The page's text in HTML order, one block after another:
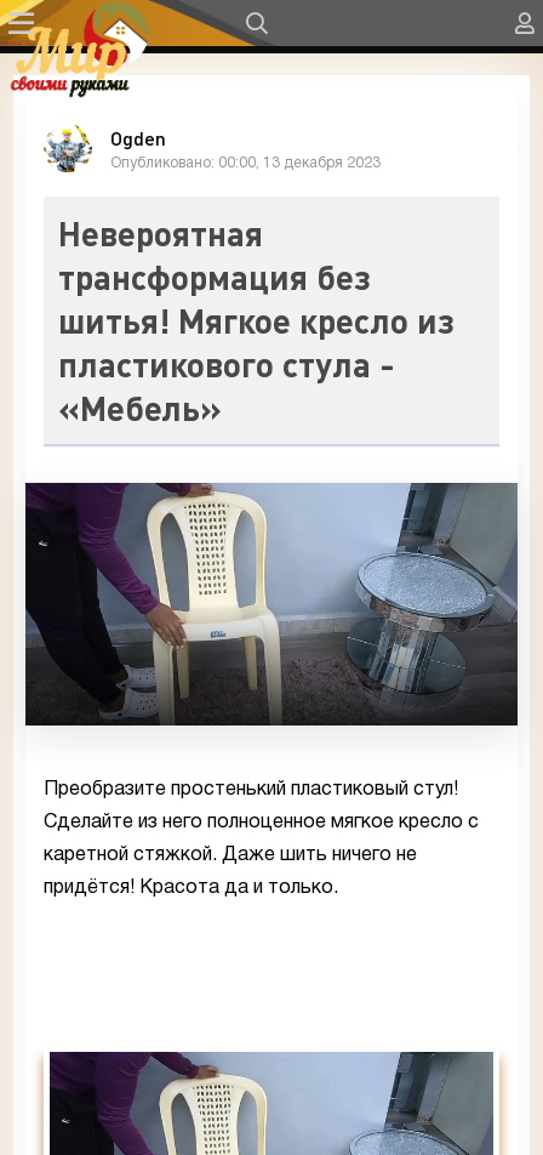
Ogden
Опубликовано: 00:00, 13 декабря 2023
Невероятная
трансформация без
шитья! Мягкое кресло из
пластикового стула -
«Мебель»
Преобразите простенький пластиковый стул!
Сделайте из него полноценное мягкое кресло с
каретной стяжкой. Даже шить ничего не
придётся! Красота да и только.